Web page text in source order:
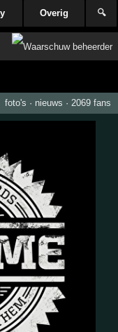
Overig 🔍
foto's · nieuws · 2069 fans